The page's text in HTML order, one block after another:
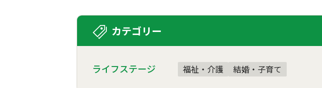
カテゴリー
ライフステージ 福祉・介護 結婚・子育て